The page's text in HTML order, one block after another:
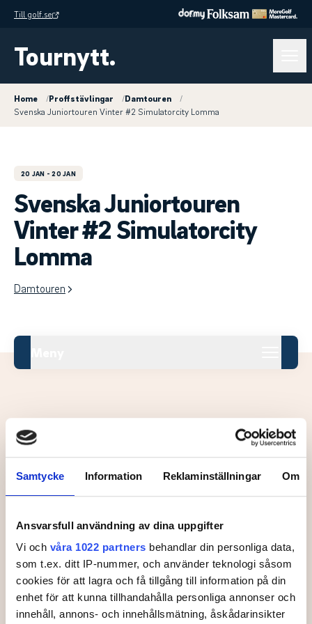
Samtycke Information Reklaminställningar Om
Ansvarsfull användning av dina uppgifter
Vi och våra 1022 partners behandlar din personliga data,
som t.ex. ditt IP-nummer, och använder teknologi såsom
cookies för att lagra och få tillgång till information på din
enhet för att kunna tillhandahålla personliga annonser och
innehåll, annons- och innehållsmätning, åskådarinsikter
Till golf.se
Tournytt.
Home /Proffstävlingar /Damtouren
/
Svenska Juniortouren Vinter #2 Simulatorcity Lomma
20 JAN - 20 JAN
Svenska Juniortouren
Vinter #2 Simulatorcity
Lomma
Damtouren
Leaderboard.
Inga resultat tillgängliga ännu.